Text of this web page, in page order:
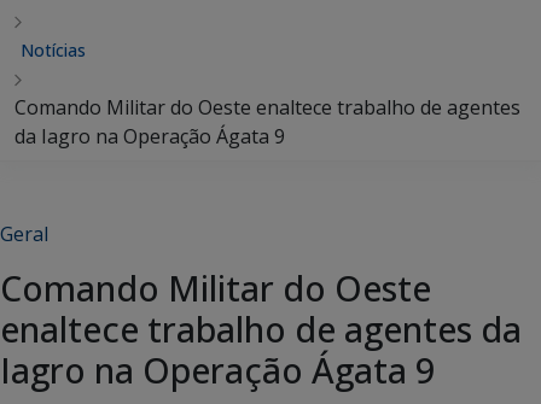
Notícias
Comando Militar do Oeste enaltece trabalho de agentes
da Iagro na Operação Ágata 9
Geral
Comando Militar do Oeste
enaltece trabalho de agentes da
Iagro na Operação Ágata 9